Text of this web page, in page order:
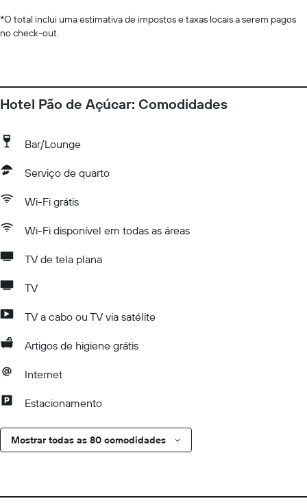
*O total inclui uma estimativa de impostos e taxas locais a serem pagos
no check-out.
Hotel Pão de Açúcar: Comodidades
Bar/Lounge
Serviço de quarto
Wi-Fi grátis
Wi-Fi disponível em todas as áreas
TV de tela plana
TV
TV a cabo ou TV via satélite
Artigos de higiene grátis
Internet
Estacionamento
Mostrar todas as 80 comodidades